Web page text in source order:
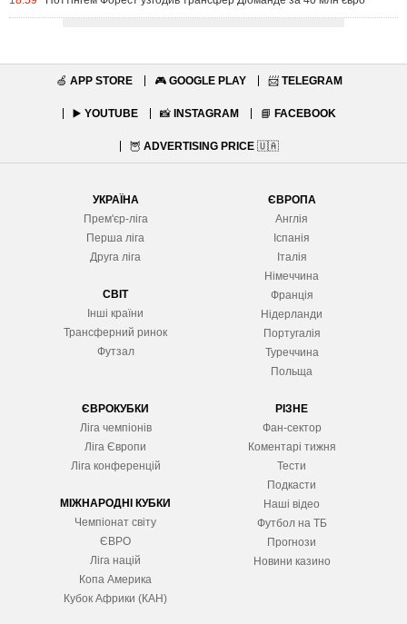
🍏 APP STORE 🎮 GOOGLE PLAY 📨 TELEGRAM
▶️ YOUTUBE 📸 INSTAGRAM 📘 FACEBOOK
🦉 ADVERTISING PRICE 🇺🇦
УКРАЇНА
Прем'єр-ліга
Перша ліга
Друга ліга
СВІТ
Інші країни
Трансферний ринок
Футзал
ЄВРОПА
Англія
Іспанія
Італія
Німеччина
Франція
Нідерланди
Португалія
Туреччина
Польща
ЄВРОКУБКИ
Ліга чемпіонів
Ліга Європи
Ліга конференцій
МІЖНАРОДНІ КУБКИ
Чемпіонат світу
ЄВРО
Ліга націй
Копа Америка
Кубок Африки (КАН)
РІЗНЕ
Фан-сектор
Коментарі тижня
Тести
Подкасти
Наші відео
Футбол на ТБ
Прогнози
Новини казино